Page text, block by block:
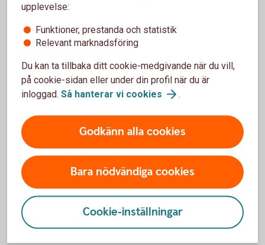
Frågar någon om pengar, konto- eller
kortuppgifter?
konto- eller kortuppgifter. Dina uppgifter är just dina.
Och fråga alltid innan du köper eller säljer något.
Håll hårt i dina koder och lösenord
Dela aldrig koder, lösenord eller kortuppgifter med
andra – hur bra kompisar ni än är.
Ditt BankID är bara ditt
Låt ingen annan använda ditt BankID, och använd det
För bra för att vara sant?
Låter något för bra för att vara sant? Då är den troligen
det. Tänk till - före!
upplevelse:
Funktioner, prestanda och statistik
Relevant marknadsföring
Du kan ta tillbaka ditt cookie-medgivande när du vill,
på cookie-sidan eller under din profil när du är
inloggad. Så hanterar vi cookies .
Godkänn alla cookies
Bara nödvändiga cookies
Cookie-inställningar